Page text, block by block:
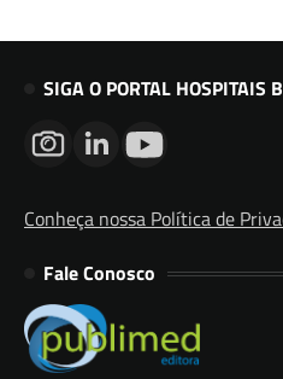
SIGA O PORTAL HOSPITAIS
Conheça nossa Política de
Fale Conosco